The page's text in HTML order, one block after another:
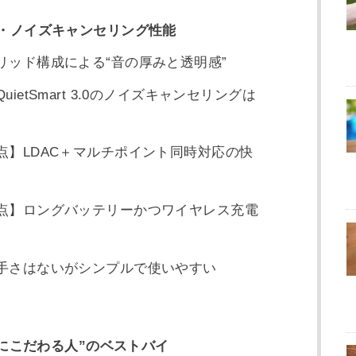
ノイズキャンセリング性能
ド構成による“音の厚みと透明感”
3.0のノイズキャンセリングは
】LDAC＋マルチポイント同時対応の快
】ロングバッテリーかつワイヤレス充電
さはないがシンプルで使いやすい
だわる人”のベストバイ